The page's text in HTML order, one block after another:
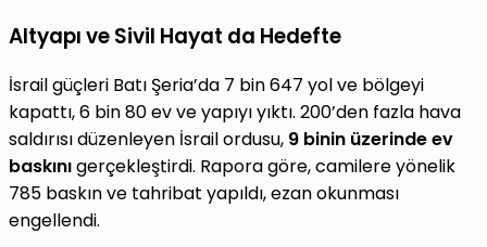
Altyapı ve Sivil Hayat da Hedefte
İsrail güçleri Batı Şeria’da 7 bin 647 yol ve bölgeyi
kapattı, 6 bin 80 ev ve yapıyı yıktı. 200’den fazla hava
saldırısı düzenleyen İsrail ordusu, 9 binin üzerinde ev
baskınıgerçekleştirdi. Rapora göre, camilere yönelik
785 baskın ve tahribat yapıldı, ezan okunması
engellendi.